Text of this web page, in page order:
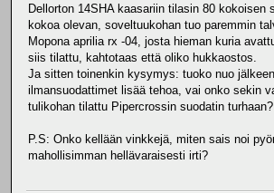
Dellorton 14SHA kaasariin tilasin 80 kokoisen
kokoa olevan, soveltuukohan tuo paremmin
Mopona aprilia rx -04, josta hieman kuria
siis tilattu, kahtotaas että oliko hukkaostos.
Ja sitten toinenkin kysymys: tuoko nuo
ilmansuodattimet lisää tehoa, vai onko sekin
tulikohan tilattu Pipercrossin suodatin turhaan?
P.S: Onko kellään vinkkejä, miten sais noi
mahollisimman hellävaraisesti irti?